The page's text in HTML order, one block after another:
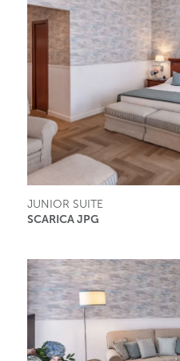
JUNIOR SUITE
SCARICA JPG